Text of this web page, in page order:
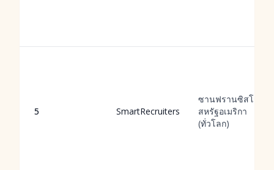
5 SmartRecruiters
ซานฟรานซิสโก,
สหรัฐอเมริกา
(ทั่วโลก)